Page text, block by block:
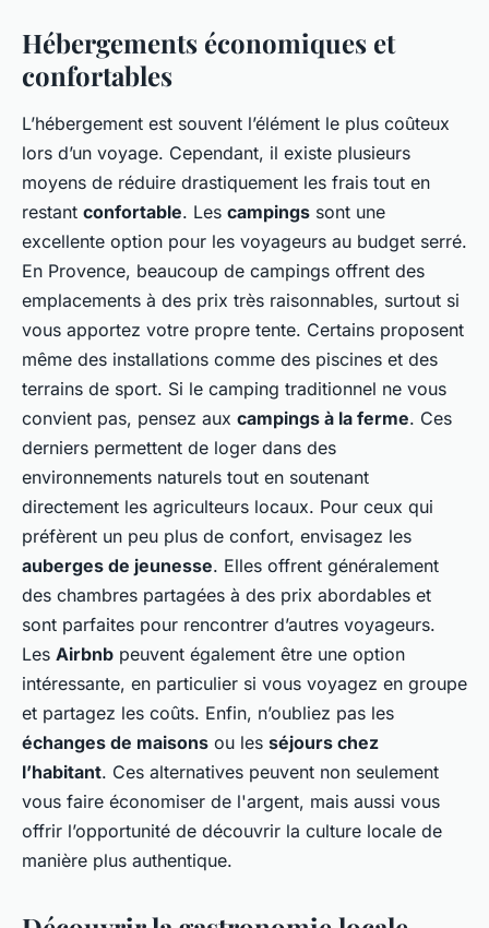
Hébergements économiques et
confortables
L’hébergement est souvent l’élément le plus coûteux
lors d’un voyage. Cependant, il existe plusieurs
moyens de réduire drastiquement les frais tout en
restant confortable. Les campings sont une
excellente option pour les voyageurs au budget serré.
En Provence, beaucoup de campings offrent des
emplacements à des prix très raisonnables, surtout si
vous apportez votre propre tente. Certains proposent
même des installations comme des piscines et des
terrains de sport. Si le camping traditionnel ne vous
convient pas, pensez aux campings à la ferme. Ces
derniers permettent de loger dans des
environnements naturels tout en soutenant
directement les agriculteurs locaux. Pour ceux qui
préfèrent un peu plus de confort, envisagez les
auberges de jeunesse. Elles offrent généralement
des chambres partagées à des prix abordables et
sont parfaites pour rencontrer d’autres voyageurs.
Les Airbnb peuvent également être une option
intéressante, en particulier si vous voyagez en groupe
et partagez les coûts. Enfin, n’oubliez pas les
échanges de maisons ou les séjours chez
l’habitant. Ces alternatives peuvent non seulement
vous faire économiser de l'argent, mais aussi vous
offrir l’opportunité de découvrir la culture locale de
manière plus authentique.